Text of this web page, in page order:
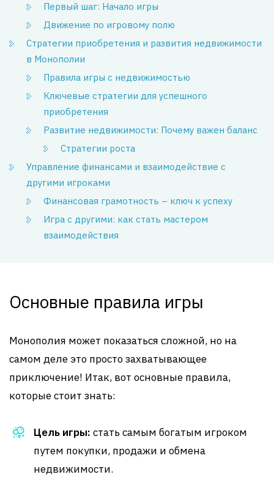
Первый шаг: Начало игры
Движение по игровому полю
Стратегии приобретения и развития недвижимости
в Монополии
Правила игры с недвижимостью
Ключевые стратегии для успешного
приобретения
Развитие недвижимости: Почему важен баланс
Стратегии роста
Управление финансами и взаимодействие с
другими игроками
Финансовая грамотность – ключ к успеху
Игра с другими: как стать мастером
взаимодействия
Основные правила игры
Монополия может показаться сложной, но на
самом деле это просто захватывающее
приключение! Итак, вот основные правила,
которые стоит знать:
Цель игры: стать самым богатым игроком
путем покупки, продажи и обмена
недвижимости.